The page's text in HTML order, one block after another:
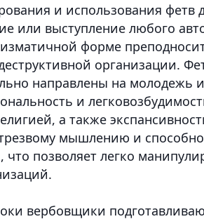
и использования фетв
или выступление любого
форме
организации.
направлены на молодежь
и
а также
мышлению и
позволяет легко
вербовщики